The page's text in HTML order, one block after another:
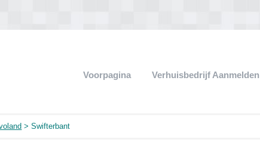
Voorpagina Verhuisbedrijf Aanmelden
> Swifterbant